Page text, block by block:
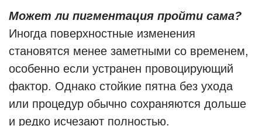
Может ли пигментация пройти сама?
Иногда поверхностные изменения
становятся менее заметными со временем,
особенно если устранен провоцирующий
фактор. Однако стойкие пятна без ухода
или процедур обычно сохраняются дольше
и редко исчезают полностью.